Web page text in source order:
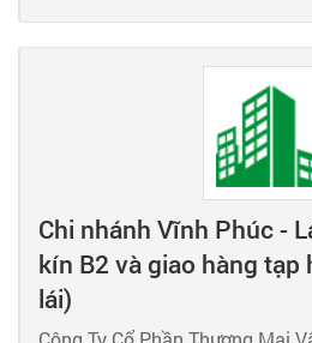
Chi nhánh Vĩnh Phúc -
kín B2 và giao hàng tạp
lái)